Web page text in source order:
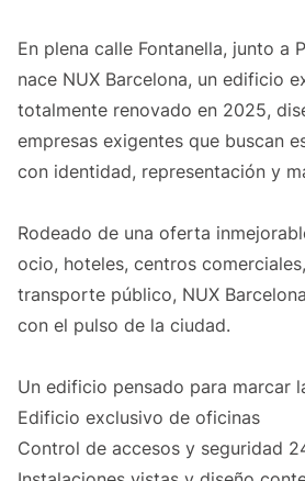
En plena calle Fontanella, junto a
nace NUX Barcelona, un edificio
totalmente renovado en 2025,
empresas exigentes que buscan
con identidad, representación y
Rodeado de una oferta
ocio, hoteles, centros
transporte público, NUX
con el pulso de la ciudad.
Un edificio pensado para marcar
Edificio exclusivo de oficinas
Control de accesos y seguridad